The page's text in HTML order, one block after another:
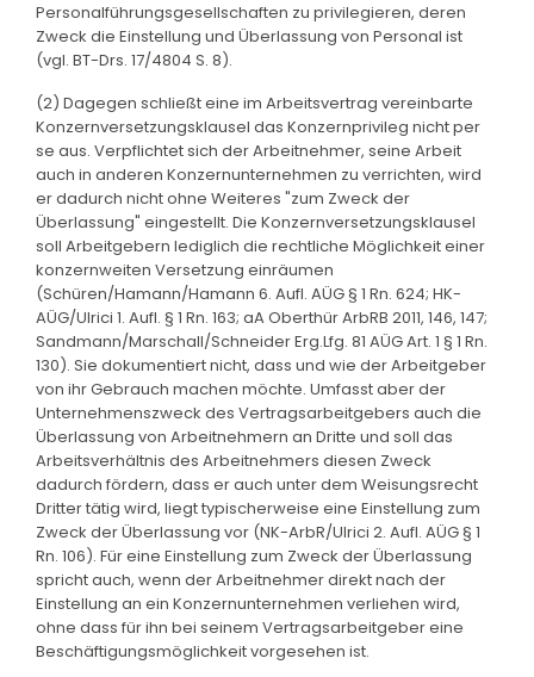
Personalführungsgesellschaften zu privilegieren, deren
Zweck die Einstellung und Überlassung von Personal ist
(vgl. BT-Drs. 17/4804 S. 8).
(2) Dagegen schließt eine im Arbeitsvertrag vereinbarte
Konzernversetzungsklausel das Konzernprivileg nicht per
se aus. Verpflichtet sich der Arbeitnehmer, seine Arbeit
auch in anderen Konzernunternehmen zu verrichten, wird
er dadurch nicht ohne Weiteres "zum Zweck der
Überlassung" eingestellt. Die Konzernversetzungsklausel
soll Arbeitgebern lediglich die rechtliche Möglichkeit einer
konzernweiten Versetzung einräumen
(Schüren/Hamann/Hamann 6. Aufl. AÜG § 1 Rn. 624; HK-
AÜG/Ulrici 1. Aufl. § 1 Rn. 163; aA Oberthür ArbRB 2011, 146, 147;
Sandmann/Marschall/Schneider Erg.Lfg. 81 AÜG Art. 1 § 1 Rn.
130). Sie dokumentiert nicht, dass und wie der Arbeitgeber
von ihr Gebrauch machen möchte. Umfasst aber der
Unternehmenszweck des Vertragsarbeitgebers auch die
Überlassung von Arbeitnehmern an Dritte und soll das
Arbeitsverhältnis des Arbeitnehmers diesen Zweck
dadurch fördern, dass er auch unter dem Weisungsrecht
Dritter tätig wird, liegt typischerweise eine Einstellung zum
Zweck der Überlassung vor (NK-ArbR/Ulrici 2. Aufl. AÜG § 1
Rn. 106). Für eine Einstellung zum Zweck der Überlassung
spricht auch, wenn der Arbeitnehmer direkt nach der
Einstellung an ein Konzernunternehmen verliehen wird,
ohne dass für ihn bei seinem Vertragsarbeitgeber eine
Beschäftigungsmöglichkeit vorgesehen ist.